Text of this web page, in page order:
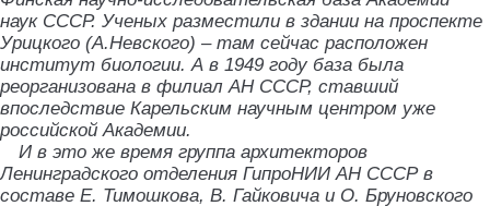
наук СССР. Ученых разместили в здании на проспекте
Урицкого (А.Невского) – там сейчас расположен
институт биологии. А в 1949 году база была
реорганизована в филиал АН СССР, ставший
впоследствие Карельским научным центром уже
российской Академии.
И в это же время группа архитекторов
Ленинградского отделения ГипроНИИ АН СССР в
составе Е. Тимошкова, В. Гайковича и О. Бруновского